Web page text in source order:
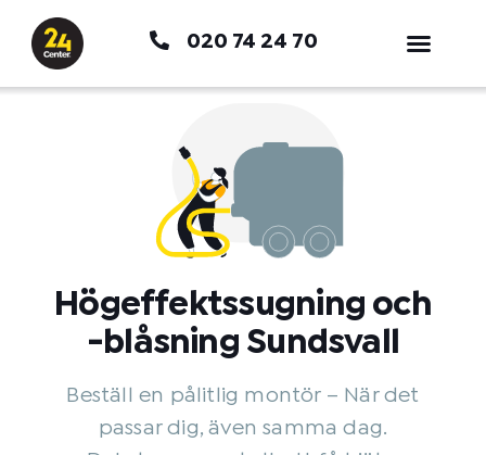
innehåll
020 74 24 70
Högeffektssugning och
-blåsning Sundsvall
Beställ en pålitlig montör – När det
passar dig, även samma dag.